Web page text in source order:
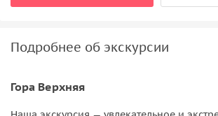
Подробнее об экскурсии
Гора Верхняя